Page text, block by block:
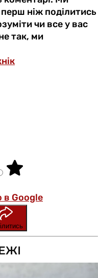
ніж поділитись
чи все у вас
так, ми